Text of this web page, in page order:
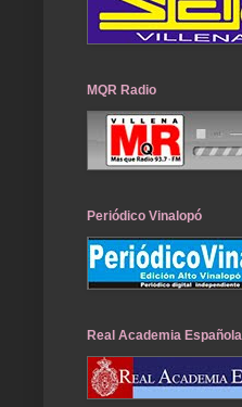
MQR Radio
Periódico Vinalopó
Real Academia Española